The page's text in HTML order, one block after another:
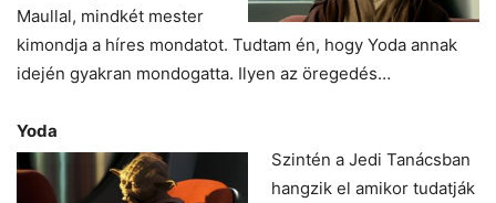
Maullal, mindkét mester
kimondja a híres mondatot. Tudtam én, hogy Yoda annak
idején gyakran mondogatta. Ilyen az öregedés…
Yoda
Szintén a Jedi Tanácsban
hangzik el amikor tudatják